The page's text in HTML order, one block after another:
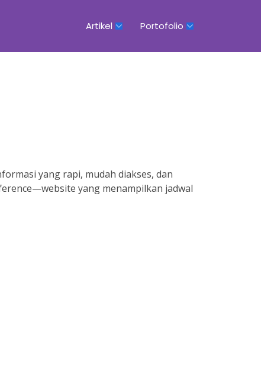
Artikel Portofolio
yang rapi, mudah diakses, dan
yang menampilkan jadwal